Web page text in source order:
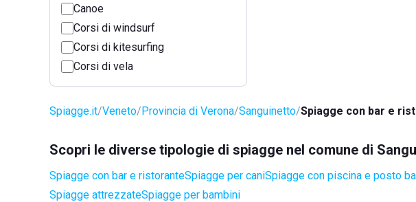
Canoe
Corsi di windsurf
Corsi di kitesurfing
Corsi di vela
Spiagge.it Veneto Provincia di Verona Sanguinetto Spiagge con bar e
Scopri le diverse tipologie di spiagge nel comune di
Spiagge con bar e ristoranteSpiagge per caniSpiagge con piscina e posto
Spiagge attrezzateSpiagge per bambini